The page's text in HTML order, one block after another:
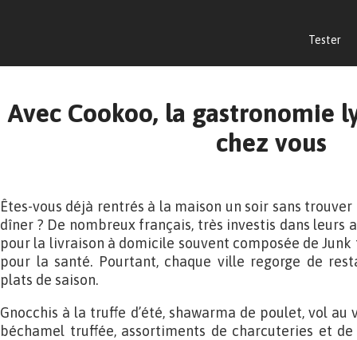
Tester
Avec Cookoo, la gastronomie
chez vous
Êtes-vous déjà rentrés à la maison un soir sans
dîner ? De nombreux français, très investis dans leurs
pour la livraison à domicile souvent composée de
pour la santé. Pourtant, chaque ville regorge de
plats de saison.
Gnocchis à la truffe d’été, shawarma de poulet, vol
béchamel truffée, assortiments de charcuteries et